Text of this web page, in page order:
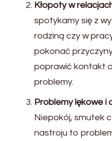
Kłopoty w
spotykamy się z
rodziną czy w
pokonać
poprawić kontakt
problemy.
Problemy lękowe i
Niepokój, smutek
nastroju to